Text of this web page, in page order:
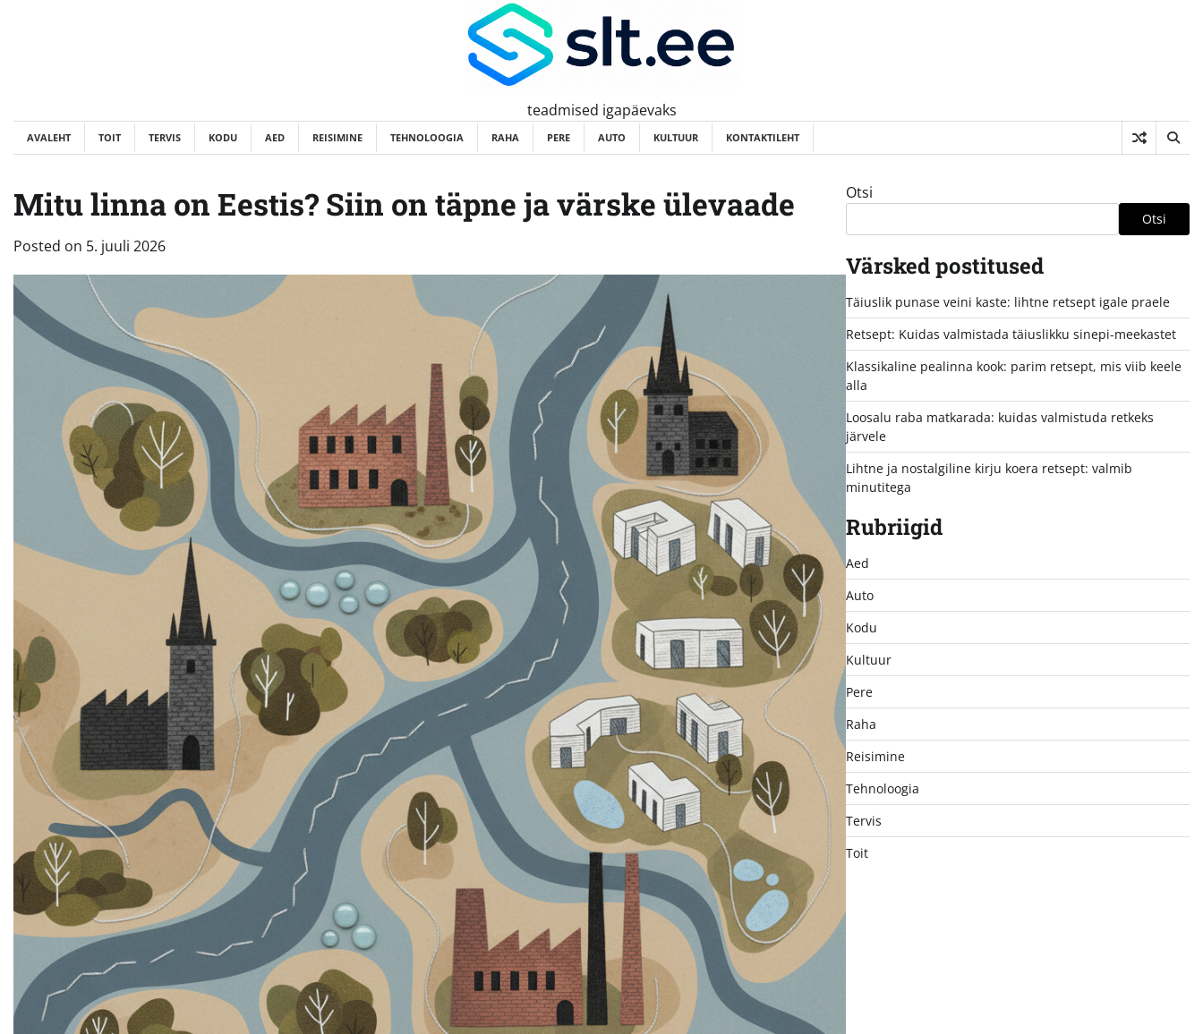
teadmised igapäevaks
AVALEHT TOIT TERVIS KODU AED REISIMINE TEHNOLOOGIA RAHA PERE AUTO KULTUUR KONTAKTILEHT
Mitu linna on Eestis? Siin on täpne ja värske ülevaade
Posted on 5. juuli 2026
Otsi
Otsi
Värsked postitused
Täiuslik punase veini kaste: lihtne retsept igale praele
Retsept: Kuidas valmistada täiuslikku sinepi-meekastet
Klassikaline pealinna kook: parim retsept, mis viib keele
alla
Loosalu raba matkarada: kuidas valmistuda retkeks
järvele
Lihtne ja nostalgiline kirju koera retsept: valmib
minutitega
Rubriigid
Aed
Auto
Kodu
Kultuur
Pere
Raha
Reisimine
Tehnoloogia
Tervis
Toit